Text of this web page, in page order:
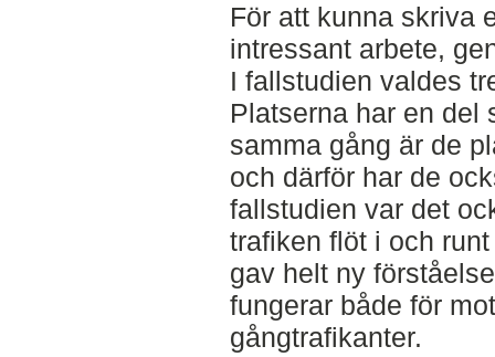
För att kunna skriva
intressant arbete,
I fallstudien valdes
Platserna har en del
samma gång är de
och därför har de
fallstudien var det
trafiken flöt i och
gav helt ny
fungerar både för
gångtrafikanter.